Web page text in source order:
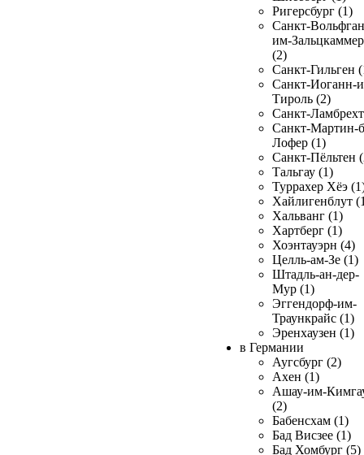
Ригерсбург (1)
Санкт-
им-
(2)
Санкт-Гильген
Санкт-Иоганн-
Тироль (2)
Санкт-
Санкт-Мартин-
Лофер (1)
Санкт-Пёльтен
Тальгау (1)
Туррахер Хёэ
Хайлигенблут
Хальванг (1)
Хартберг (1)
Хоэнтауэрн (4)
Целль-ам-Зе (1)
Штадль-ан-дер-
Мур (1)
Эггендорф-им-
Траункрайс (1)
Эренхаузен (1)
в Германии
Аугсбург (2)
Ахен (1)
Ашау-им-
(2)
Бабенсхам (1)
Бад Висзее (1)
Бад Хомбург (5)